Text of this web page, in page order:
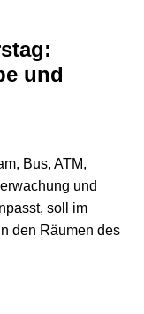
und
Bus, ATM,
und
soll im
den Räumen des